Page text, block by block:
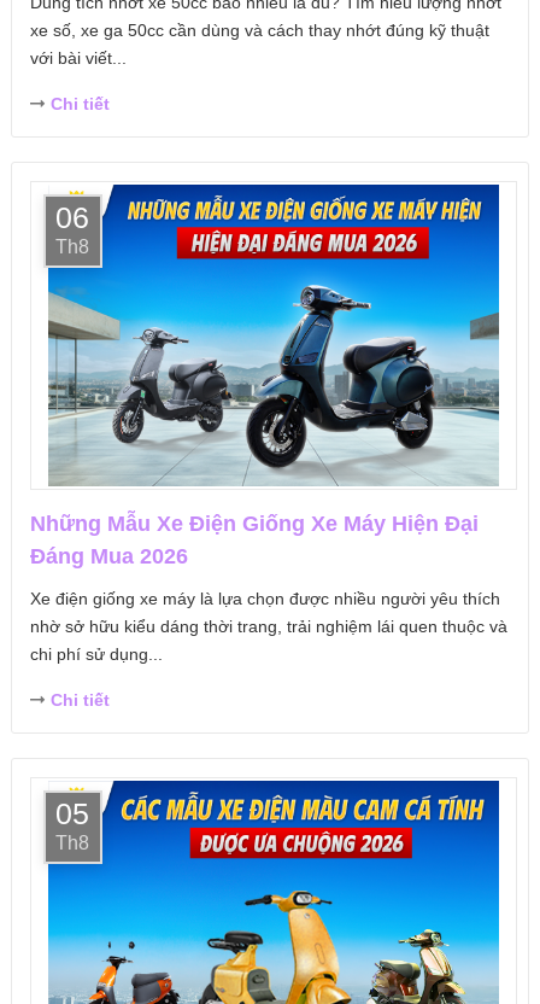
xe số, xe ga 50cc cần dùng và cách thay nhớt đúng kỹ thuật
với bài viết...
Chi tiết
06
Th8
Những Mẫu Xe Điện Giống Xe Máy Hiện Đại
Đáng Mua 2026
Xe điện giống xe máy là lựa chọn được nhiều người yêu thích
nhờ sở hữu kiểu dáng thời trang, trải nghiệm lái quen thuộc và
chi phí sử dụng...
Chi tiết
05
Th8